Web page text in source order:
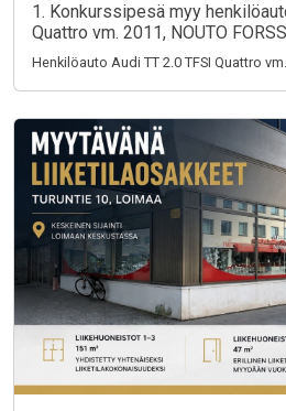
1. Konkurssipesä myy
Quattro vm. 2011, NOUTO
Henkilöauto Audi TT 2.0 TFSI Quattro